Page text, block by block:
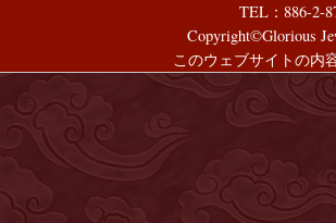
TEL：886-2-
Copyright©Glorious
このウェブサイトの内